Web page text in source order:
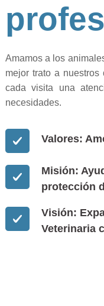
Amamos a los
mejor trato a nuestros
cada visita una
necesidades.
Valores:
Misión:
protección
Visión:
Veterinaria